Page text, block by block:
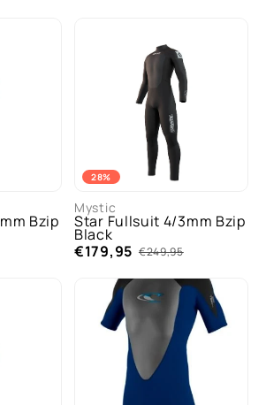
Bzip
28%
Mystic
Star Fullsuit 4/3mm Bzip
Black
€179,95 €249,95